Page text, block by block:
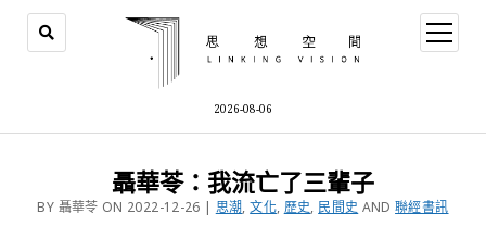
2026-08-06
聶華苓：我流亡了三輩子
BY 聶華苓 ON 2022-12-26 | 思潮,文化, 歷史, 民間史 AND聯經書訊